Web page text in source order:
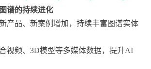
谱的持续进化
产品、新案例增加，持续丰富图谱实体
视频、3D模型等多媒体数据，提升AI